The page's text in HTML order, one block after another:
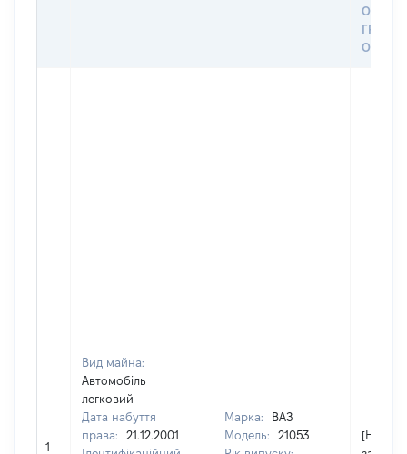
1
Вид майна:
Автомобіль
легковий
Дата набуття
права:
21.12.2001
Марка:
ВАЗ
Модель:
21053
[Не